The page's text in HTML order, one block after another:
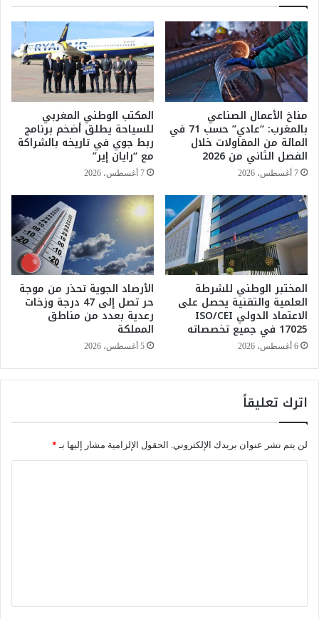
ر
م
ن
7
.
7
م
ل
ا
ي
ن
س
ئ
ت
ى
ن
ه
ا
0
2
ـ
”
م
ي
د
1
ت
ي
ف
”
ا
ب
ل
ى
ك
ا
م
ت
ر
ب
مناخ الأعمال الصناعي
بالمغرب: “عادي” حسب 71 في
المائة من المقاولات خلال
الفصل الثاني من 2026
7 أغسطس، 2026
المكتب الوطني المغربي
للسياحة يطلق أضخم برنامج
ربط جوي في تاريخه بالشراكة
مع “رايان إير”
7 أغسطس، 2026
المختبر الوطني للشرطة
العلمية والتقنية يحصل على
الاعتماد الدولي ISO/CEI
17025 في جميع تخصصاته
6 أغسطس، 2026
الأرصاد الجوية تحذر من موجة
حر تصل إلى 47 درجة وزخات
رعدية بعدد من مناطق
المملكة
5 أغسطس، 2026
اترك تعليقاً
لن يتم نشر عنوان بريدك الإلكتروني. الحقول الإلزامية مشار إليها بـ *